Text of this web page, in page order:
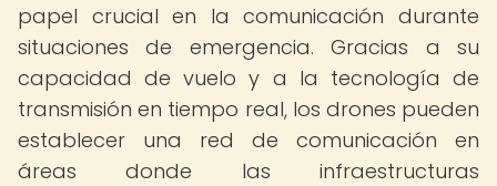
papel crucial en la comunicación durante
situaciones de emergencia. Gracias a su
capacidad de vuelo y a la tecnología de
transmisión en tiempo real, los drones pueden
establecer una red de comunicación en
áreas donde las infraestructuras